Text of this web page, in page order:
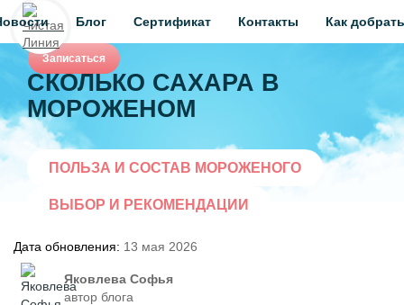
Блог Сертификат Контакты Как
Записаться
СКОЛЬКО САХАРА В
МОРОЖЕНОМ
ПОЛЬЗА И СОСТАВ МОРОЖЕНОГО
ВЫБОР И РЕКОМЕНДАЦИИ
Дата обновления: 13 мая 2026
Яковлева Софья
автор блога